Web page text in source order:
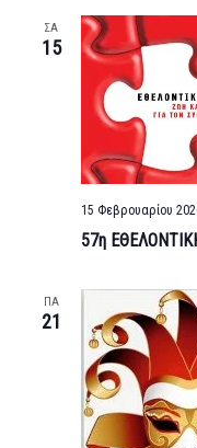
ΣΑ
15
57η
15 Φεβρουαρίου
ΠΑ
21